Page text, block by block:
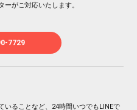
がご対応いたします。
7729
いることなど、24時間いつでもLINEで